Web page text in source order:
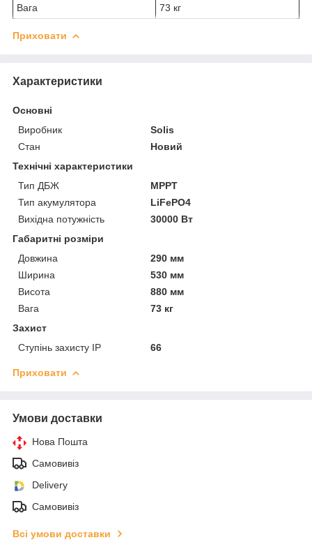
Вага
73 кг
Приховати
Характеристики
Основні
Виробник
Solis
Стан
Новий
Технічні характеристики
Тип ДБЖ
MPPT
Тип акумулятора
LiFePO4
Вихідна потужність
30000 Вт
Габаритні розміри
Довжина
290 мм
Ширина
530 мм
Висота
880 мм
Вага
73 кг
Захист
Ступінь захисту IP
66
Приховати
Умови доставки
Нова Пошта
Самовивіз
Delivery
Самовивіз
Всі умови доставки